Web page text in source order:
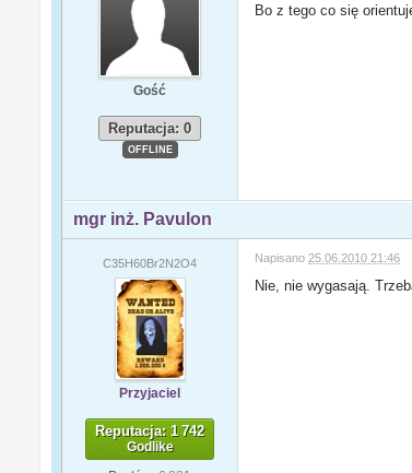
Gość
Reputacja: 0
OFFLINE
Bo z tego co się
mgr inż. Pavulon
C35H60Br2N2O4
Przyjaciel
Reputacja: 1 742
Godlike
Napisano 25.06.2010 21:46
Nie, nie wygasają.